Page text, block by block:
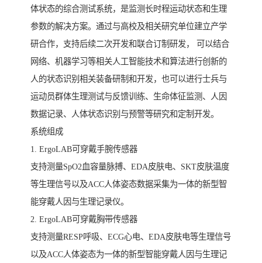
体状态的综合测试系统，是监测长时程运动状态和生理
参数的解决方案。通过与高校及相关研究单位建立产学
研合作，支持后续二次开发和联合订制研发， 可以结合
网络、机器学习等相关人工智能技术和算法进行创新的
人的状态识别相关装备研制和开发，也可以进行士兵与
运动员群体生理测试与反馈训练、生命体征监测、人因
数据记录、人体状态识别与预警等研究和定制开发。
系统组成
1. ErgoLAB可穿戴手腕传感器
支持测量SpO2血容量脉搏、EDA皮肤电、SKT皮肤温度
等生理信号以及ACC人体姿态数据采集为一体的新型智
能穿戴人因与生理记录仪。
2. ErgoLAB可穿戴胸带传感器
支持测量RESP呼吸、ECG心电、EDA皮肤电等生理信号
以及ACC人体姿态为一体的新型智能穿戴人因与生理记